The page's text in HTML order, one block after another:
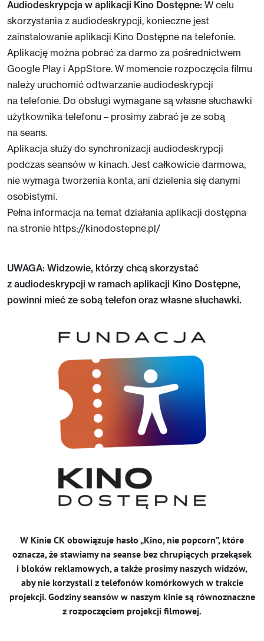
Audiodeskrypcja w aplikacji Kino Dostępne: W celu
skorzystania z audiodeskrypcji, konieczne jest
zainstalowanie aplikacji Kino Dostępne na telefonie.
Aplikację można pobrać za darmo za pośrednictwem
Google Play i AppStore. W momencie rozpoczęcia filmu
należy uruchomić odtwarzanie audiodeskrypcji
na telefonie. Do obsługi wymagane są własne słuchawki
użytkownika telefonu – prosimy zabrać je ze sobą
na seans.
Aplikacja służy do synchronizacji audiodeskrypcji
podczas seansów w kinach. Jest całkowicie darmowa,
nie wymaga tworzenia konta, ani dzielenia się danymi
osobistymi.
Pełna informacja na temat działania aplikacji dostępna
na stronie https://kinodostepne.pl/
UWAGA: Widzowie, którzy chcą skorzystać
z audiodeskrypcji w ramach aplikacji Kino Dostępne,
powinni mieć ze sobą telefon oraz własne słuchawki.
W Kinie CK obowiązuje hasło „Kino, nie popcorn”, które
oznacza, że stawiamy na seanse bez chrupiących przekąsek
i bloków reklamowych, a także prosimy naszych widzów,
aby nie korzystali z telefonów komórkowych w trakcie
projekcji. Godziny seansów w naszym kinie są równoznaczne
z rozpoczęciem projekcji filmowej.